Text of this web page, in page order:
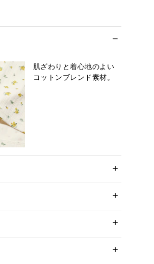
肌ざわりと着心地のよい
コットンブレンド素材。